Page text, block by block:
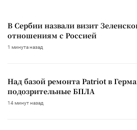
В Сербии назвали визит
отношениям с Россией
1 минута назад
Над базой ремонта Patriot в
подозрительные БПЛА
14 минут назад